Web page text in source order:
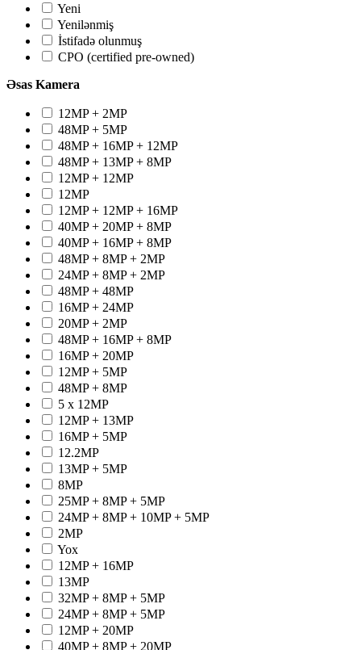
Yeni
Yenilənmiş
İstifadə olunmuş
CPO (certified pre-owned)
Əsas Kamera
12MP + 2MP
48MP + 5MP
48MP + 16MP + 12MP
48MP + 13MP + 8MP
12MP + 12MP
12MP
12MP + 12MP + 16MP
40MP + 20MP + 8MP
40MP + 16MP + 8MP
48MP + 8MP + 2MP
24MP + 8MP + 2MP
48MP + 48MP
16MP + 24MP
20MP + 2MP
48MP + 16MP + 8MP
16MP + 20MP
12MP + 5MP
48MP + 8MP
5 x 12MP
12MP + 13MP
16MP + 5MP
12.2MP
13MP + 5MP
8MP
25MP + 8MP + 5MP
24MP + 8MP + 10MP + 5MP
2MP
Yox
12MP + 16MP
13MP
32MP + 8MP + 5MP
24MP + 8MP + 5MP
12MP + 20MP
40MP + 8MP + 20MP